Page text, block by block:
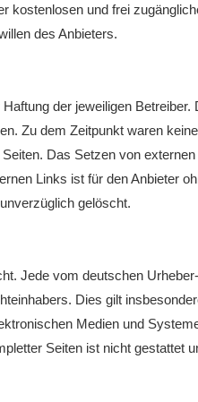
kostenlosen und frei
des Anbieters.
der jeweiligen Betreiber.
Zu dem Zeitpunkt waren
Das Setzen von
Links ist für den Anbieter
gelöscht.
Jede vom deutschen
Dies gilt
Medien und
Seiten ist nicht gestattet